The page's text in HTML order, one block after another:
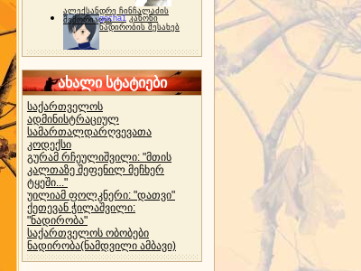
ალექსანდრე ჩინჩალაძის
მემორიალიgocha1 კანონი
ნადირობის შესახებ
ახალი სტატიები
საქართველოს
ადმინისტრაციულ
სამართალდარღვევათა
კოდექსი
გურამ რჩეულიშვილი: "მთის
კალთაზე შეფენილ მეჩხერ
ტყეში..."
უილიამ ფოლკნერი: "დათვი"
ქეთევან ჭილაშვილი:
"ნადირობა"
საქართველოს ობობები
ნადირობა(ნამდვილი ამბავი)